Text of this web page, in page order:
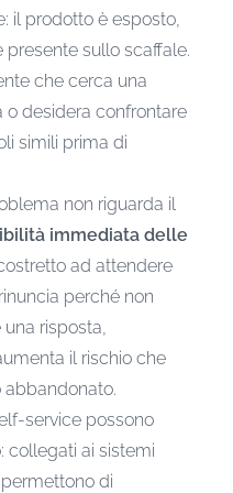
il prodotto è esposto,
sullo scaffale.
che cerca una
desidera confrontare
simili prima di
non riguarda il
immediata delle
ad attendere
perché non
risposta,
il rischio che
abbandonato.
service possono
collegati ai sistemi
di